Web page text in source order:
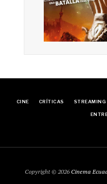
CINE CRÍTICAS STREAMING
Copyright © 2026Cinema